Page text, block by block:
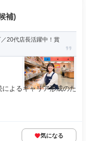
補)
20代店長活躍中！賞
よるキャリア形成のた
気になる